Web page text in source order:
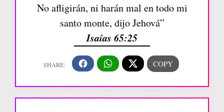
No afligirán, ni harán mal en todo mi
santo monte, dijo Jehová”
Isaías 65:25